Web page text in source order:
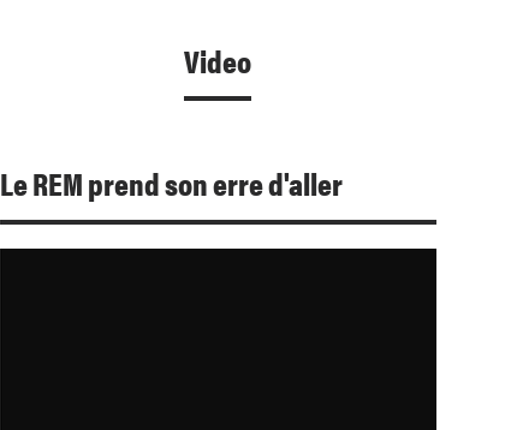
Video
Le REM prend son erre d'aller